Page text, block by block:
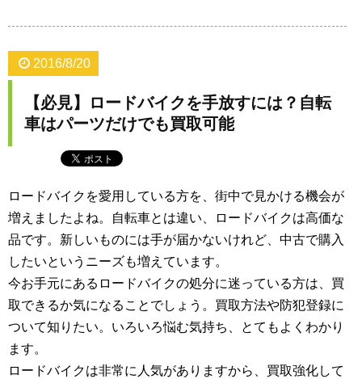
2016/8/20
【必見】ロードバイクを手放すには？自転
車はパーツだけでも買取可能
ロードバイクを愛用している方を、街中で見かける機会が
増えましたよね。自転車とは違い、ロードバイクは高価な
品です。新しいものには手が届かないけれど、中古で購入
したいというニーズも増えています。
今お手元にあるロードバイクの処分に迷っている方は、買
取できるか気になることでしょう。買取方法や防犯登録に
ついて知りたい。いろいろ悩む気持ち、とてもよくわかり
ます。
ロードバイクは非常に人気がありますから、買取強化して